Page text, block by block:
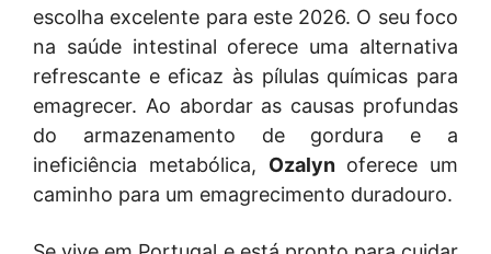
escolha excelente para este 2026. O seu foco
na saúde intestinal oferece uma alternativa
refrescante e eficaz às pílulas químicas para
emagrecer. Ao abordar as causas profundas
do armazenamento de gordura e a
ineficiência metabólica, Ozalynoferece um
caminho para um emagrecimento duradouro.